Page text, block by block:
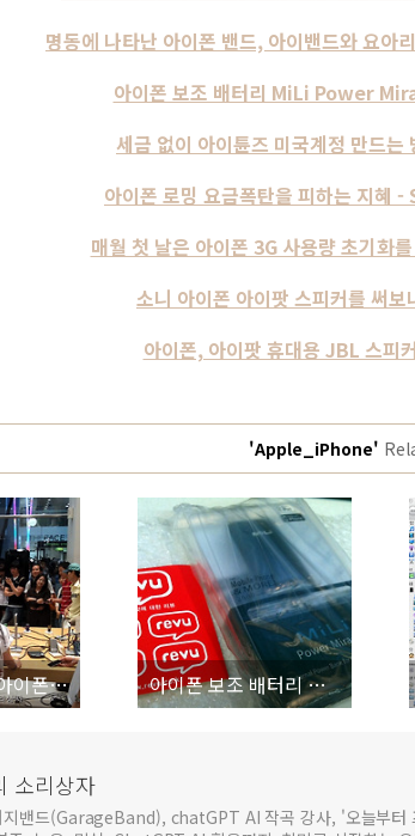
명동에 나타난 아이폰 밴드, 아이밴드와 요아
아이폰 보조 배터리 MiLi Power
세금 없이 아이튠즈 미국계정 만드는
아이폰 로밍 요금폭탄을 피하는 지혜 -
매월 첫 날은 아이폰 3G 사용량 초기화
소니 아이폰 아이팟 스피커를 써보
아이폰, 아이팟 휴대용 JBL 스피커
'Apple_iPhone'
명동에 나타난 아이폰 밴드, 아이밴드와 요아리의 공연 후기 아이폰 보조 배터리 MiLi Power Miracle
소리상자
지밴드(GarageBand), chatGPT AI 작곡 강사, '오늘부터